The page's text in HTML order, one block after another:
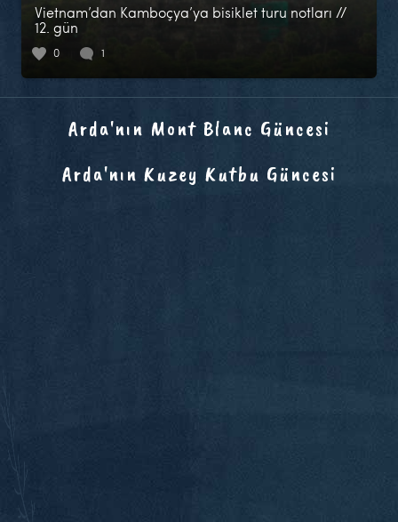
Vietnam’dan Kamboçya’ya bisiklet turu notları //
12. gün
0 1
Arda'nın Mont Blanc Güncesi
Arda'nın Kuzey Kutbu Güncesi